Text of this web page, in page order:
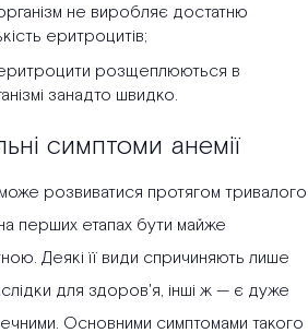
не виробляє достатню
еритроцитів;
розщеплюються в
занадто швидко.
симптоми анемії
розвиватися протягом тривалого
перших етапах бути майже
Деякі її види спричиняють лише
для здоров'я, інші ж — є дуже
Основними симптомами такого